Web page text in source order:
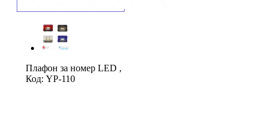
Плафон за номер LED ,
Код: YP-110